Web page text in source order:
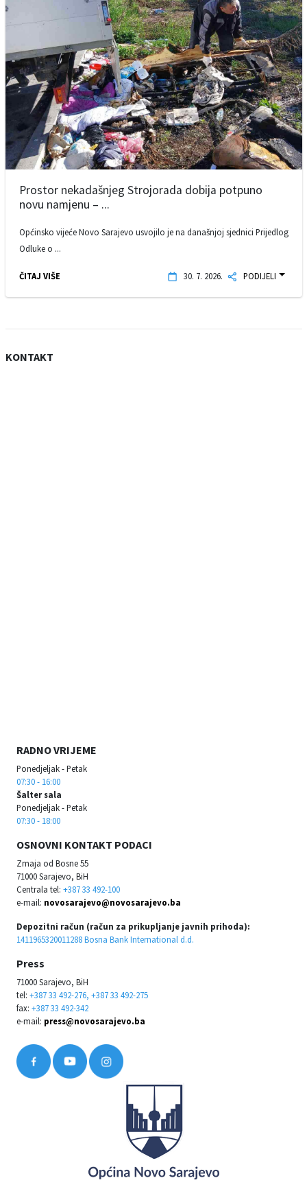
Prostor nekadašnjeg Strojorada dobija potpuno
novu namjenu – ...
Općinsko vijeće Novo Sarajevo usvojilo je na današnjoj sjednici Prijedlog
Odluke o ...
ČITAJ VIŠE 30. 7. 2026. PODIJELI
KONTAKT
RADNO VRIJEME
Ponedjeljak - Petak
07:30 - 16:00
Šalter sala
Ponedjeljak - Petak
07:30 - 18:00
OSNOVNI KONTAKT PODACI
Zmaja od Bosne 55
71000 Sarajevo, BiH
Centrala tel: +387 33 492-100
e-mail: novosarajevo@novosarajevo.ba
Depozitni račun (račun za prikupljanje javnih prihoda):
1411965320011288 Bosna Bank International d.d.
Press
71000 Sarajevo, BiH
tel: +387 33 492-276, +387 33 492-275
fax: +387 33 492-342
e-mail: press@novosarajevo.ba